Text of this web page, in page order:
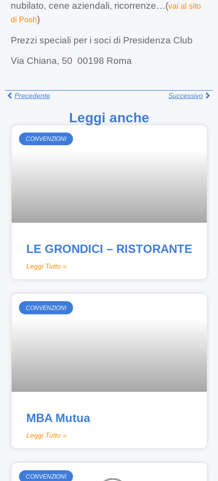
nubilato, cene aziendali, ricorrenze…(vai al sito
di Posh)
Prezzi speciali per i soci di Presidenza Club
Via Chiana, 50 00198 Roma
Precedente Successivo
Leggi anche
CONVENZIONI
LE GRONDICI – RISTORANTE
Leggi Tutto »
CONVENZIONI
MBA Mutua
Leggi Tutto »
CONVENZIONI